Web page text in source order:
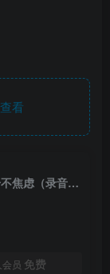
看
宝子哥9月20日线下课，AI实景直播，不废号不焦虑（录音+字幕）
会员 免费